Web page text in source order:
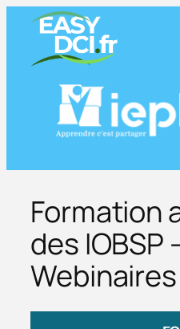
Aller
contenu
Formation
des IOBSP